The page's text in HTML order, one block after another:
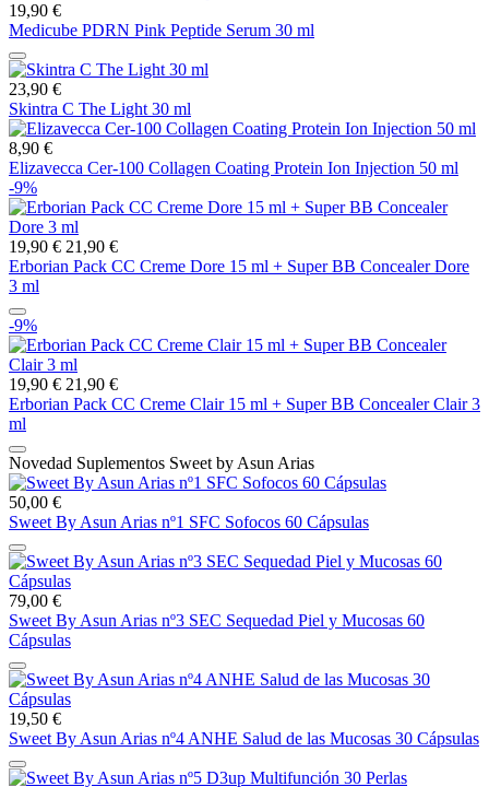
19,90 €
Medicube PDRN Pink Peptide Serum 30 ml
23,90 €
Skintra C The Light 30 ml
8,90 €
Elizavecca Cer-100 Collagen Coating Protein Ion Injection 50 ml
-9%
19,90 € 21,90 €
Erborian Pack CC Creme Dore 15 ml + Super BB Concealer Dore
3 ml
-9%
19,90 € 21,90 €
Erborian Pack CC Creme Clair 15 ml + Super BB Concealer Clair 3
ml
Novedad Suplementos Sweet by Asun Arias
50,00 €
Sweet By Asun Arias nº1 SFC Sofocos 60 Cápsulas
79,00 €
Sweet By Asun Arias nº3 SEC Sequedad Piel y Mucosas 60
Cápsulas
19,50 €
Sweet By Asun Arias nº4 ANHE Salud de las Mucosas 30 Cápsulas